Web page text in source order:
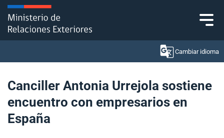
Click acá para ir directamente al contenido
Cambiar idioma
Ministerio
Política Exterior
Canciller Antonia Urrejola sostiene
encuentro con empresarios en
España